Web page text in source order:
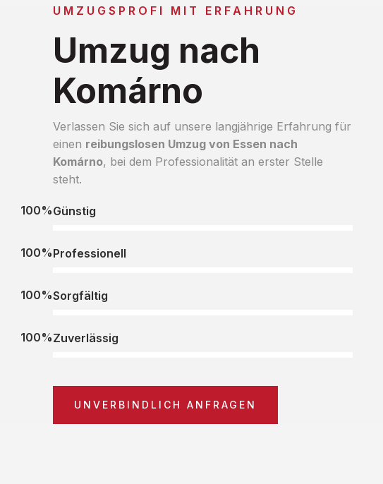
UMZUGSPROFI MIT ERFAHRUNG
Umzug nach
Komárno
Verlassen Sie sich auf unsere langjährige Erfahrung für
einen reibungslosen Umzug von Essen nach
Komárno, bei dem Professionalität an erster Stelle
steht.
Günstig
100%
Professionell
100%
Sorgfältig
100%
Zuverlässig
100%
UNVERBINDLICH ANFRAGEN